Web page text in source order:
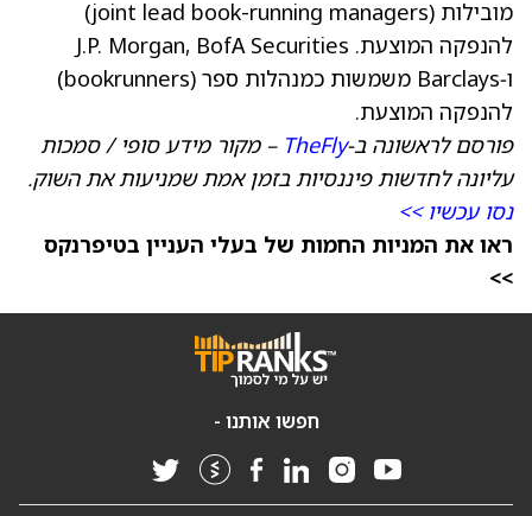
מובילות (joint lead book-running managers)
להנפקה המוצעת. J.P. Morgan, BofA Securities
ו‑Barclays משמשות כמנהלות ספר (bookrunners)
להנפקה המוצעת.
פורסם לראשונה ב‑TheFly – מקור מידע סופי / סמכות
עליונה לחדשות פיננסיות בזמן אמת שמניעות את השוק.
נסו עכשיו >>
ראו את המניות החמות של בעלי העניין בטיפרנקס
>>
חפשו אותנו -